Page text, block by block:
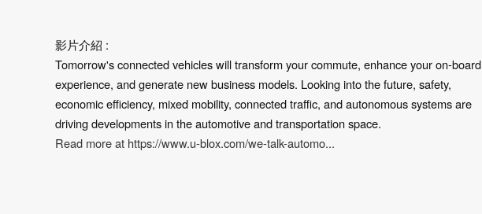
影片介紹 :
Tomorrow's connected vehicles will transform your commute, enhance your on‑board
experience, and generate new business models. Looking into the future, safety,
economic efficiency, mixed mobility, connected traffic, and autonomous systems are
driving developments in the automotive and transportation space.
Read more at https://www.u-blox.com/we-talk-automo...